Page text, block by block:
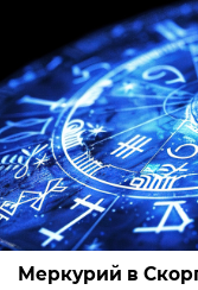
Меркурий в